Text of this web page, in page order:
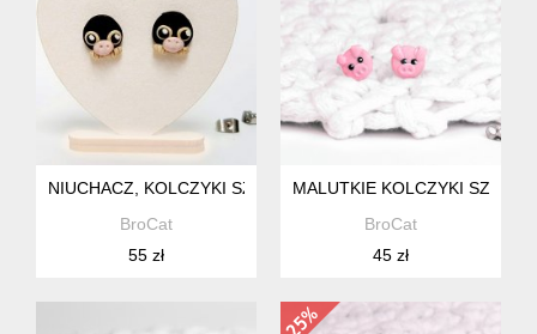
NIUCHACZ, KOLCZYKI SZTYFTY ANTYALERGICZNE
BroCat
55 zł
MALUTKIE KOLCZYKI
BroCat
45 zł